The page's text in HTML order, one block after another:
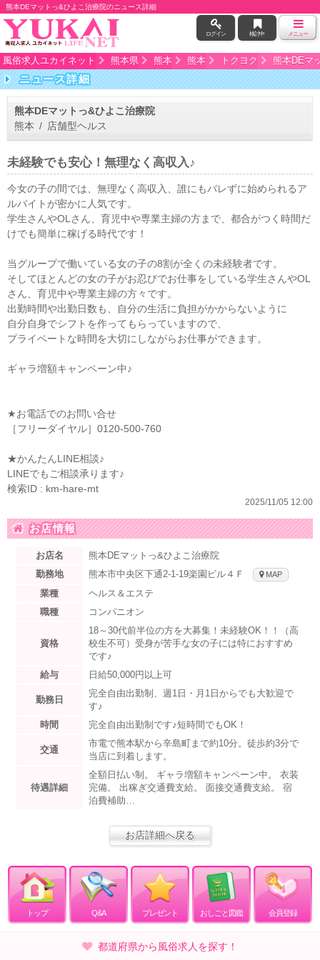
熊本DEマットっ&ひよこ治療院のニュース詳細
ログイン 検討中 メニュー
風俗求人ユカイネット 熊本県 熊本 熊本 トクヨク 熊本DEマ
ニュース詳細
熊本DEマットっ&ひよこ治療院
熊本 / 店舗型ヘルス
未経験でも安心！無理なく高収入♪
今女の子の間では、無理なく高収入、誰にもバレずに始められるア
ルバイトが密かに人気です。
学生さんやOLさん、育児中や専業主婦の方まで、都合がつく時間だ
けでも簡単に稼げる時代です！
当グループで働いている女の子の8割が全くの未経験者です。
そしてほとんどの女の子がお忍びでお仕事をしている学生さんやOL
さん、育児中や専業主婦の方々です。
出勤時間や出勤日数も、自分の生活に負担がかからないように
自分自身でシフトを作ってもらっていますので、
プライベートな時間を大切にしながらお仕事ができます。
ギャラ増額キャンペーン中♪
★お電話でのお問い合せ
［フリーダイヤル］0120-500-760
★かんたんLINE相談♪
LINEでもご相談承ります♪
検索ID : km-hare-mt
2025/11/05 12:00
お店情報
お店名
熊本DEマットっ&ひよこ治療院
勤務地
熊本市中央区下通2-1-19楽園ビル４Ｆ MAP
業種
ヘルス＆エステ
職種
コンパニオン
資格
18～30代前半位の方を大募集！未経験OK！！（高
校生不可）受身が苦手な女の子には特におすすめ
です♪
給与
日給50,000円以上可
勤務日
完全自由出勤制、週1日・月1日からでも大歓迎で
す♪
時間
完全自由出勤制です♪短時間でもOK！
交通
市電で熊本駅から辛島町まで約10分。徒歩約3分で
当店に到着します。
待遇詳細
全額日払い制。 ギャラ増額キャンペーン中。 衣装
完備。 出稼ぎ交通費支給。 面接交通費支給。 宿
泊費補助…
お店詳細へ戻る
トップ Q&A プレゼント おしごと図鑑 会員登録
都道府県から風俗求人を探す！